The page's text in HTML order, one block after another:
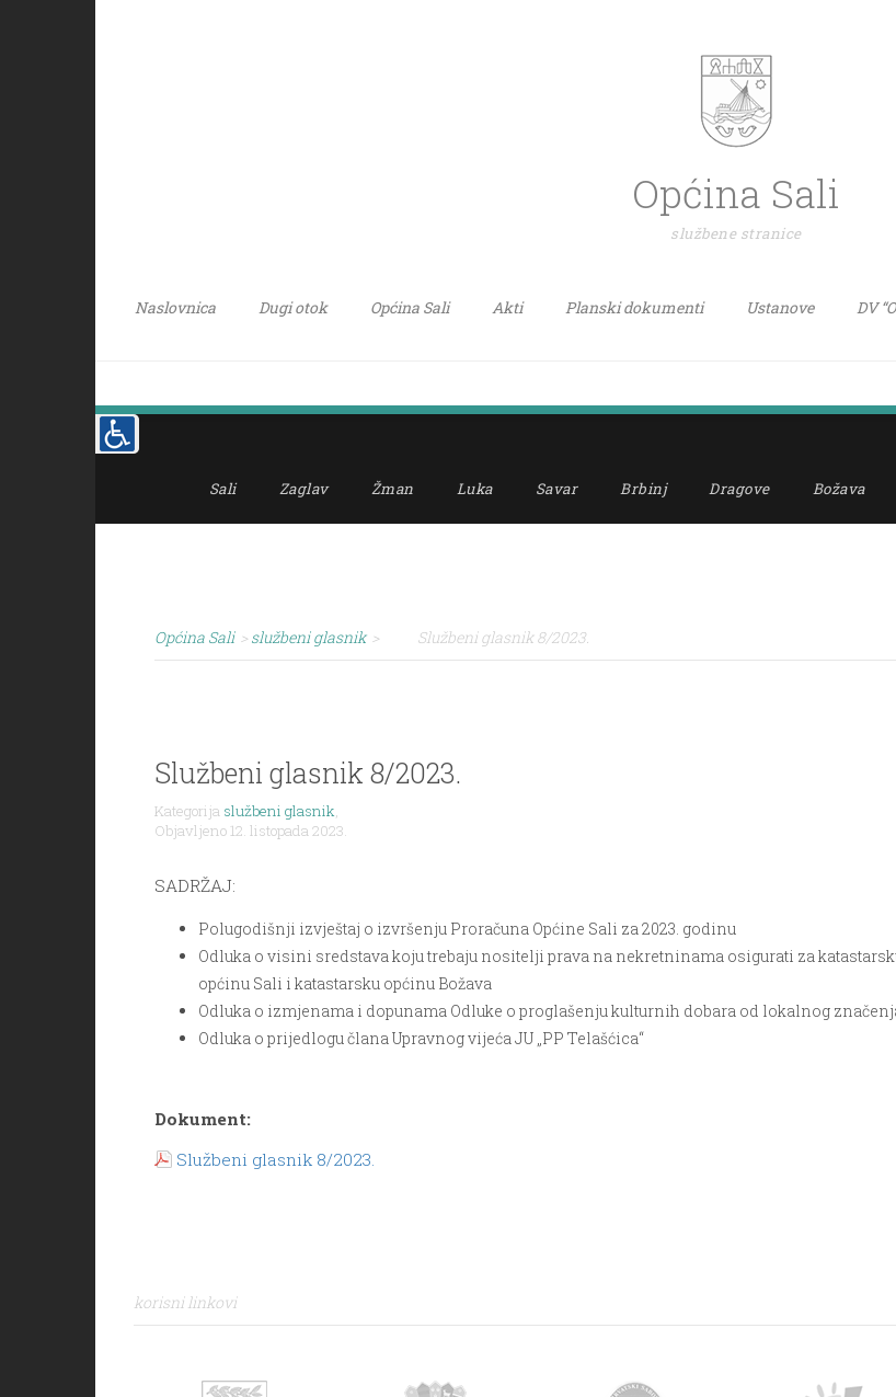
Općina Sali
službene stranice
Naslovnica Dugi otok Općina Sali Akti Planski dokumenti Ustanove DV
Sali Zaglav Žman Luka Savar Brbinj Dragove Božava
Općina Sali > službeni glasnik > Službeni glasnik 8/2023.
Službeni glasnik 8/2023.
Kategorija službeni glasnik,
Objavljeno 12. listopada 2023.
SADRŽAJ:
Polugodišnji izvještaj o izvršenju Proračuna Općine Sali za 2023. godinu
Odluka o visini sredstava koju trebaju nositelji prava na nekretninama osigurati za
općinu Sali i katastarsku općinu Božava
Odluka o izmjenama i dopunama Odluke o proglašenju kulturnih dobara od lokalnog
Odluka o prijedlogu člana Upravnog vijeća JU „PP Telašćica“
Dokument:
Službeni glasnik 8/2023.
korisni linkovi